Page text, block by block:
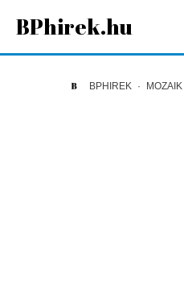
BPhirek.hu
BPHIREK · MOZAIK